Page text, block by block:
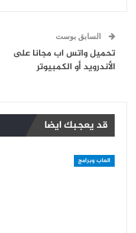
السابق بوست
تحميل واتس اب مجانا على
الأندرويد أو الكمبيوتر
قد يعجبك ايضا
العاب وبرامج